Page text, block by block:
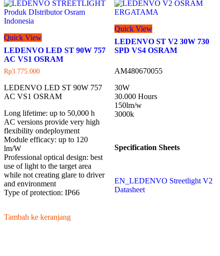
Quick View
LEDENVO LED ST 90W 757
AC VS1 OSRAM
Rp3.775.000
LEDENVO LED ST 90W 757
AC VS1 OSRAM
Long lifetime: up to 50,000 h
AC versions provide very high
flexibility ondeployment
Module efficacy: up to 120
lm/W
Professional optical design: best
use of light to the target area
while not creating glare to driver
and environment
Type of protection: IP66
Tambah ke keranjang
Quick View
LEDENVO ST V2 30W 730
SPD VS4 OSRAM
AM480670055
30W
30.000 Hours
150lm/w
3000k
Specification Sheets
EN_LEDENVO Streetlight V2
Datasheet